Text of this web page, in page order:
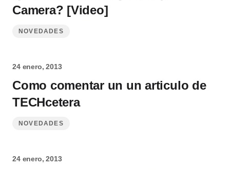
Camera? [Video]
NOVEDADES
24 enero, 2013
Como comentar un un articulo de
TECHcetera
NOVEDADES
24 enero, 2013